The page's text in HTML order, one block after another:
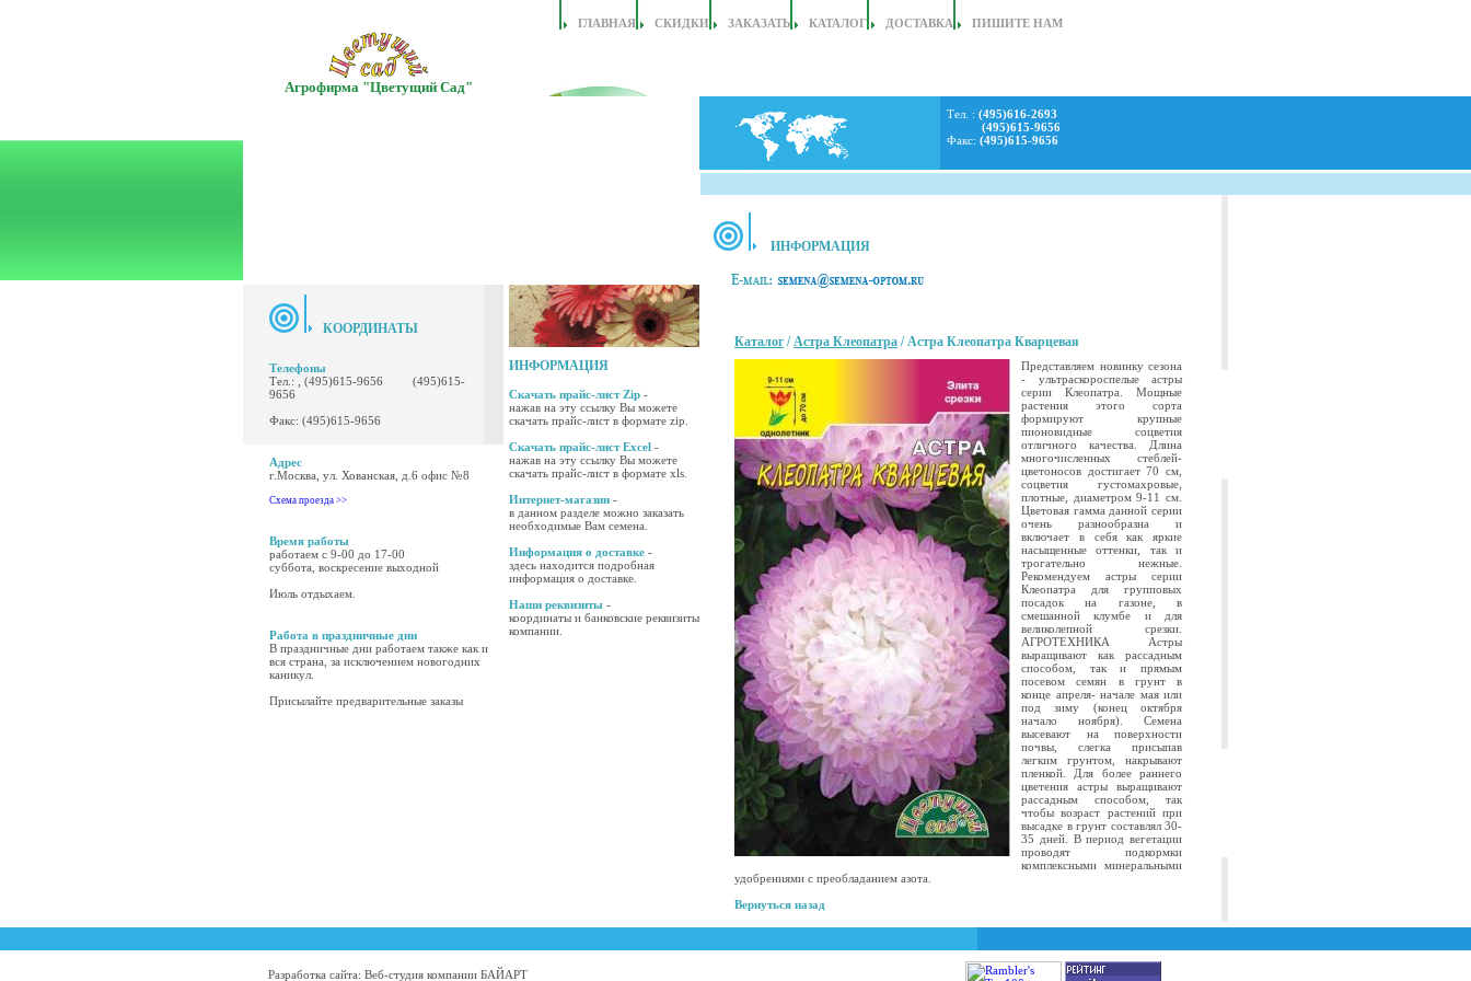
Агрофирма "Цветущий Сад"
ГЛАВНАЯ СКИДКИ ЗАКАЗАТЬ КАТАЛОГ ДОСТАВКА ПИШИТЕ НАМ
КООРДИНАТЫ
Телефоны
Тел.: , (495)615-9656 (495)615-
9656
Факс: (495)615-9656
Адрес
г.Москва, ул. Хованская, д.6 офис №8
Схема проезда >>
Время работы
работаем с 9-00 до 17-00
суббота, воскресение выходной
Июль отдыхаем.
Работа в праздничные дни
В праздничные дни работаем также как и
вся страна, за исключением новогодних
каникул.
Присылайте предварительные заказы
ИНФОРМАЦИЯ
Скачать прайс-лист Zip -
нажав на эту ссылку Вы можете
скачать прайс-лист в формате zip.
Скачать прайс-лист Excel -
нажав на эту ссылку Вы можете
скачать прайс-лист в формате xls.
Интернет-магазин -
в данном разделе можно заказать
необходимые Вам семена.
Информация о доставке -
здесь находится подробная
информация о доставке.
Наши реквизиты -
координаты и банковские реквизиты
компании.
Тел. : (495)616-2693
(495)615-9656
Факс: (495)615-9656
ИНФОРМАЦИЯ
Каталог/Астра Клеопатра / Астра Клеопатра Кварцевая
Представляем новинку сезона
- ультраскороспелые астры
серии Клеопатра. Мощные
растения этого сорта
формируют крупные
пионовидные соцветия
отличного качества. Длина
многочисленных стеблей-
цветоносов достигает 70 см,
соцветия густомахровые,
плотные, диаметром 9-11 см.
Цветовая гамма данной серии
очень разнообразна и
включает в себя как яркие
насыщенные оттенки, так и
трогательно нежные.
Рекомендуем астры серии
Клеопатра для групповых
посадок на газоне, в
смешанной клумбе и для
великолепной срезки.
АГРОТЕХНИКА Астры
выращивают как рассадным
способом, так и прямым
посевом семян в грунт в
конце апреля- начале мая или
под зиму (конец октября
начало ноября). Семена
высевают на поверхности
почвы, слегка присыпав
легким грунтом, накрывают
пленкой. Для более раннего
цветения астры выращивают
рассадным способом, так
чтобы возраст растений при
высадке в грунт составлял 30-
35 дней. В период вегетации
проводят подкормки
комплексными минеральными
удобрениями с преобладанием азота.
Вернуться назад
Разработка сайта: Веб-студия компании БАЙАРТ